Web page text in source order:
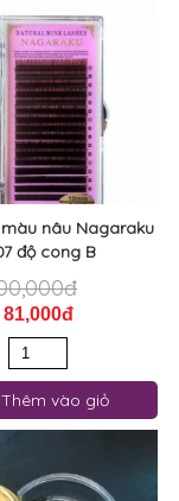
màu nâu Nagaraku
độ cong B
81,000đ
Thêm vào giỏ